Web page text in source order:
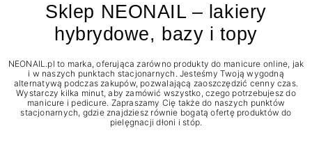
Sklep NEONAIL – lakiery
hybrydowe, bazy i topy
NEONAIL.pl to marka, oferująca zarówno produkty do manicure online, jak
i w naszych punktach stacjonarnych. Jesteśmy Twoją wygodną
alternatywą podczas zakupów, pozwalającą zaoszczędzić cenny czas.
Wystarczy kilka minut, aby zamówić wszystko, czego potrzebujesz do
manicure i pedicure. Zapraszamy Cię także do naszych punktów
stacjonarnych, gdzie znajdziesz równie bogatą ofertę produktów do
pielęgnacji dłoni i stóp.